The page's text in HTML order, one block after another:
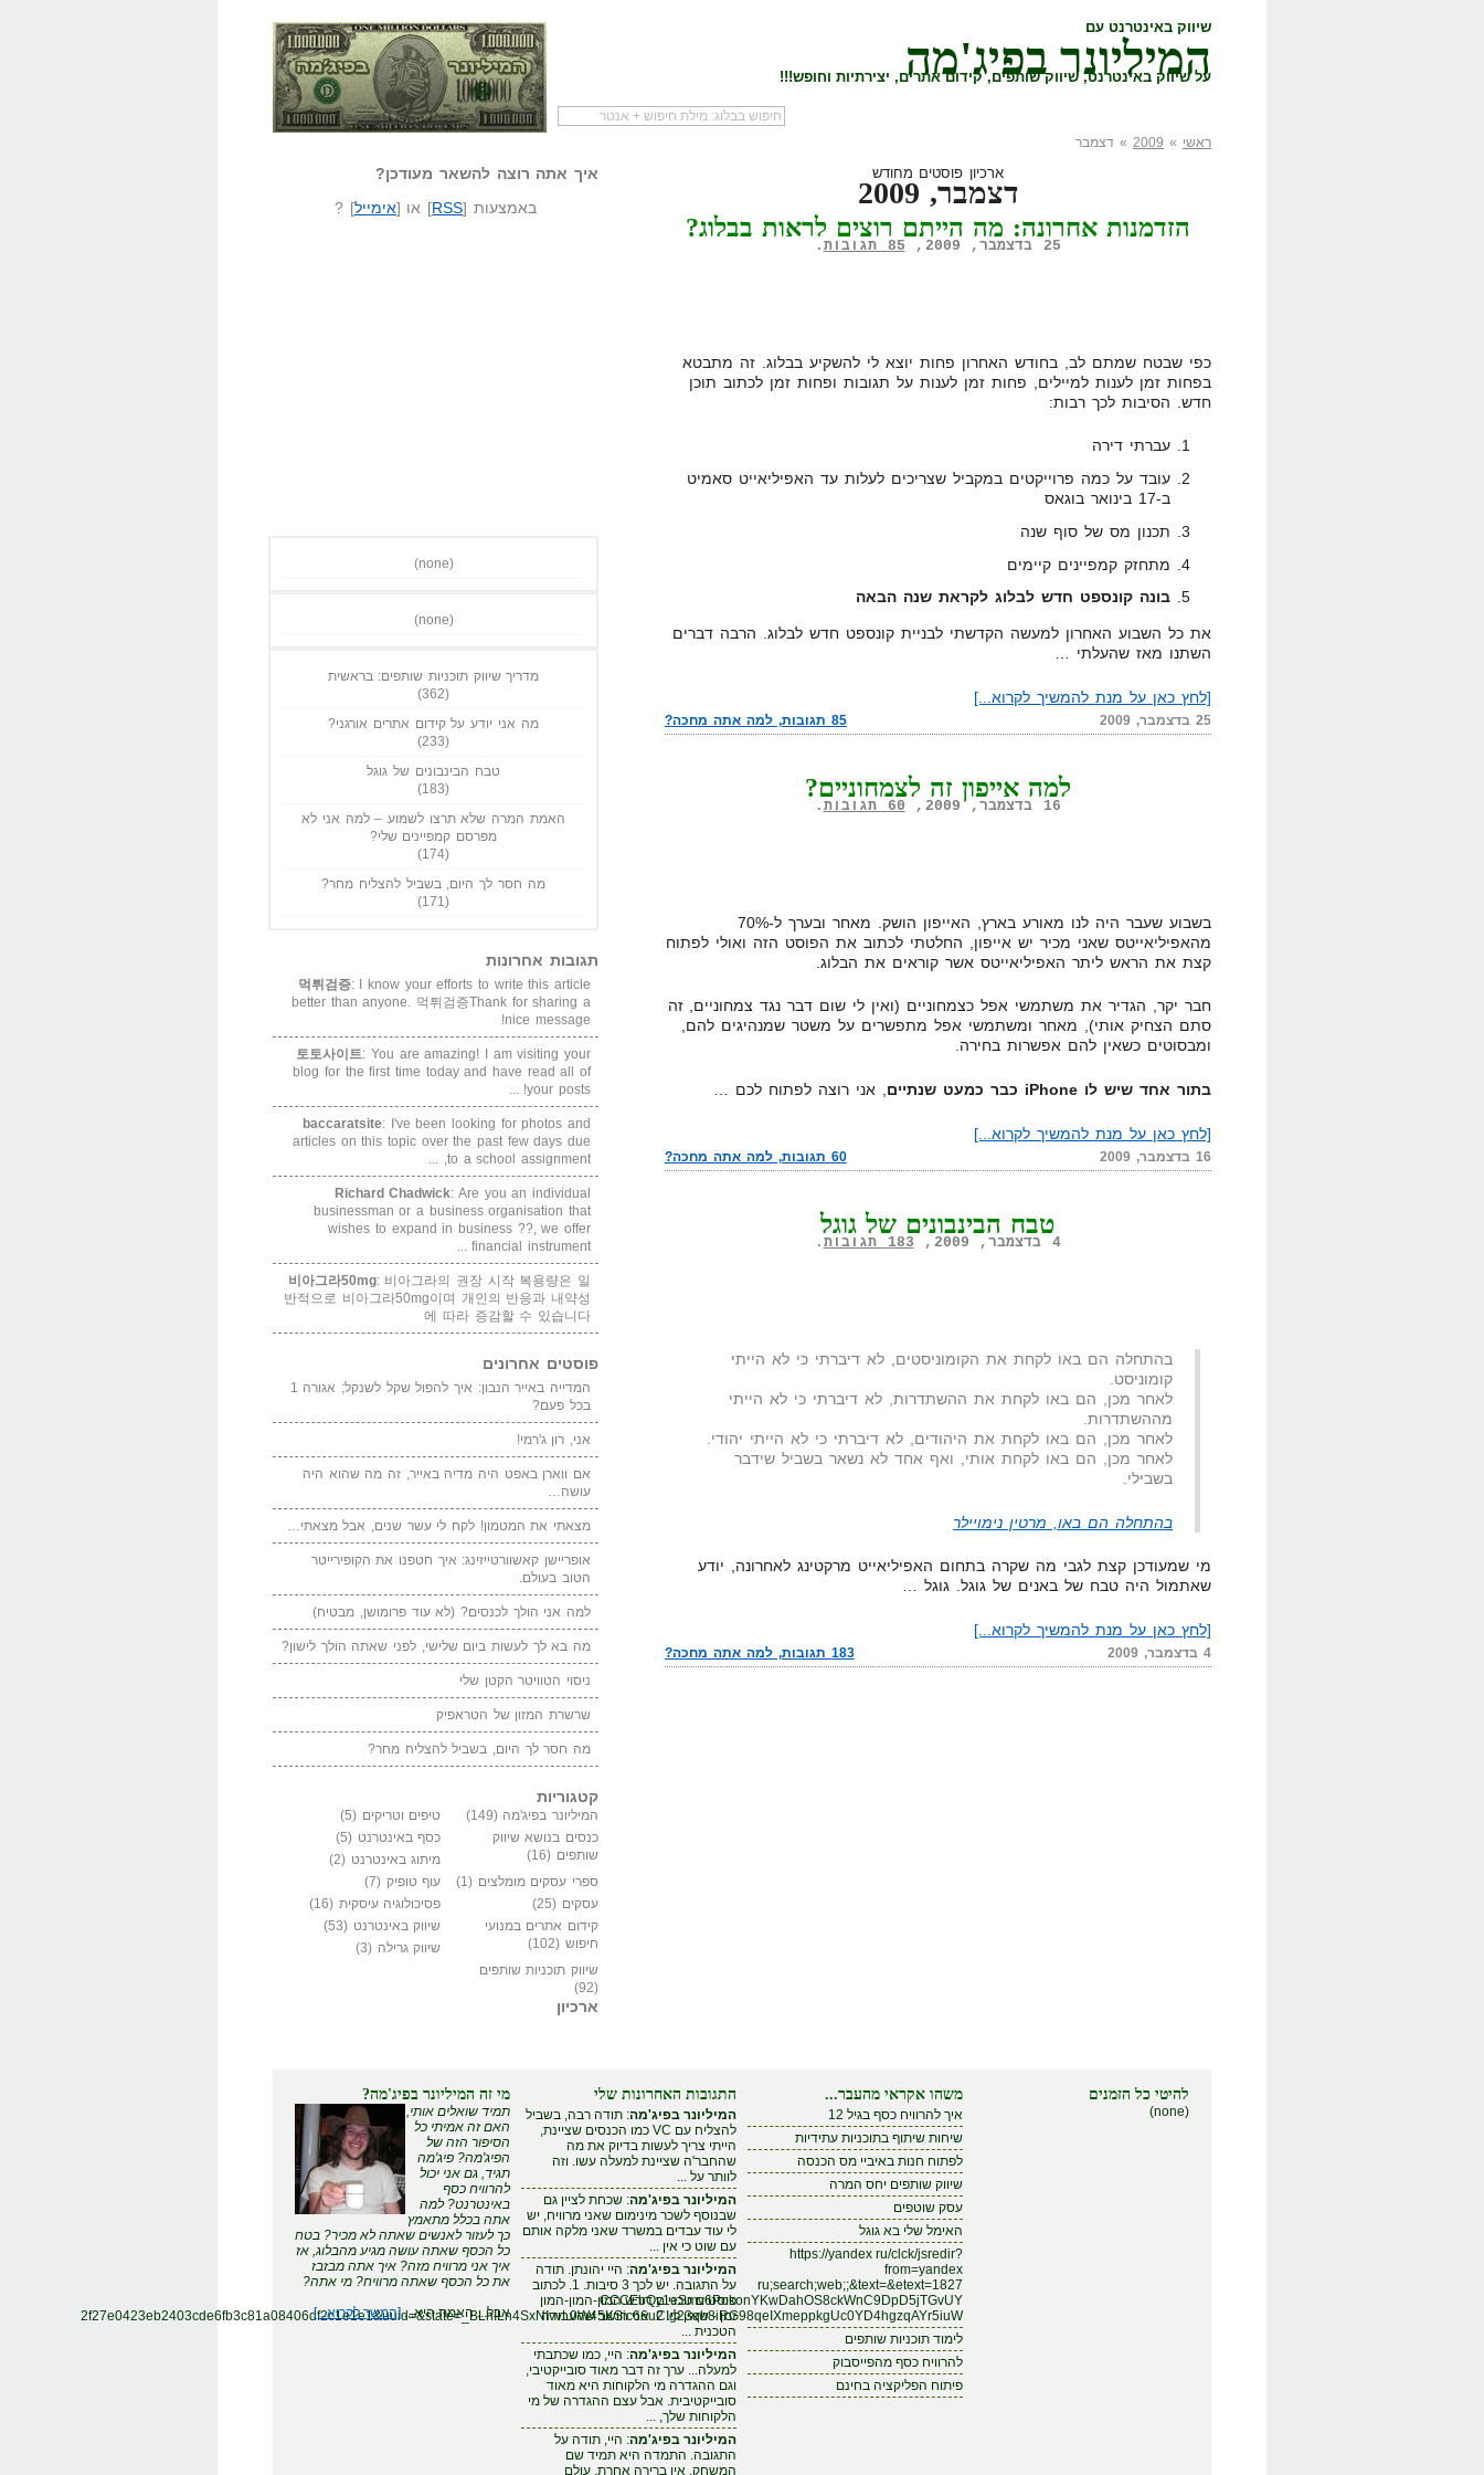
שיווק באינטרנט עם
המיליונר בפיג'מה
על שיווק באינטרנט, שיווק שותפים, קידום אתרים, יצירתיות וחופש!!!
שאל שאלה המיליונר בפיג'מה שיווק שותפים
ראשי »
2009» דצמבר
ארכיון פוסטים מחודש
דצמבר, 2009
הזדמנות אחרונה: מה הייתם רוצים לראות בבלוג?
25 בדצמבר, 2009, 85 תגובות .
כפי שבטח שמתם לב, בחודש האחרון פחות יוצא לי להשקיע בבלוג. זה מתבטא
בפחות זמן לענות למיילים, פחות זמן לענות על תגובות ופחות זמן לכתוב תוכן
חדש. הסיבות לכך רבות:
עברתי דירה
עובד על כמה פרוייקטים במקביל שצריכים לעלות עד האפיליאייט סאמיט
ב-17 בינואר בוגאס
תכנון מס של סוף שנה
מתחזק קמפיינים קיימים
בונה קונספט חדש לבלוג לקראת שנה הבאה
את כל השבוע האחרון למעשה הקדשתי לבניית קונספט חדש לבלוג. הרבה דברים
השתנו מאז שהעלתי …
[לחץ כאן על מנת להמשיך לקרוא...]
85 תגובות, למה אתה מחכה? 25 בדצמבר, 2009
למה אייפון זה לצמחוניים?
16 בדצמבר, 2009, 60 תגובות .
בשבוע שעבר היה לנו מאורע בארץ, האייפון הושק. מאחר ובערך ל-70%
מהאפיליאייטס שאני מכיר יש אייפון, החלטתי לכתוב את הפוסט הזה ואולי לפתוח
קצת את הראש ליתר האפיליאייטס אשר קוראים את הבלוג.
חבר יקר, הגדיר את משתמשי אפל כצמחוניים (ואין לי שום דבר נגד צמחוניים, זה
סתם הצחיק אותי), מאחר ומשתמשי אפל מתפשרים על משטר שמנהיגים להם,
ומבסוטים כשאין להם אפשרות בחירה.
בתור אחד שיש לו iPhone כבר כמעט שנתיים , אני רוצה לפתוח לכם …
[לחץ כאן על מנת להמשיך לקרוא...]
60 תגובות, למה אתה מחכה? 16 בדצמבר, 2009
טבח הבינבונים של גוגל
4 בדצמבר, 2009, 183 תגובות .
בהתחלה הם באו לקחת את הקומוניסטים, לא דיברתי כי לא הייתי
קומוניסט.
לאחר מכן, הם באו לקחת את ההשתדרות, לא דיברתי כי לא הייתי
מההשתדרות.
לאחר מכן, הם באו לקחת את היהודים, לא דיברתי כי לא הייתי יהודי.
לאחר מכן, הם באו לקחת אותי, ואף אחד לא נשאר בשביל שידבר
בשבילי.
בהתחלה הם באו, מרטין נימויילר
מי שמעודכן קצת לגבי מה שקרה בתחום האפיליאייט מרקטינג לאחרונה, יודע
שאתמול היה טבח של באנים של גוגל. גוגל …
[לחץ כאן על מנת להמשיך לקרוא...]
183 תגובות, למה אתה מחכה? 4 בדצמבר, 2009
איך אתה רוצה להשאר מעודכן?
באמצעות [RSS] או [אימייל] ?
(none)
(none)
מדריך שיווק תוכניות שותפים: בראשית
(362)
מה אני יודע על קידום אתרים אורגני?
(233)
טבח הבינבונים של גוגל
(183)
האמת המרה שלא תרצו לשמוע – למה אני לא
מפרסם קמפיינים שלי?
(174)
מה חסר לך היום, בשביל להצליח מחר?
(171)
תגובות אחרונות
먹튀검증: I know your efforts to write this article
better than anyone. 먹튀검증Thank for sharing a
nice message!
토토사이트: You are amazing! I am visiting your
blog for the first time today and have read all of
your posts! ...
baccaratsite: I've been looking for photos and
articles on this topic over the past few days due
to a school assignment, ...
Richard Chadwick: Are you an individual
businessman or a business organisation that
wishes to expand in business ??, we offer
financial instrument ...
비아그라50mg: 비아그라의 권장 시작 복용량은 일
반적으로 비아그라50mg이며 개인의 반응과 내약성
에 따라 증감할 수 있습니다
פוסטים אחרונים
המדייה באייר הנבון: איך להפול שקל לשנקל; אגורה 1
בכל פעם?
אני, רון ג'רמי!
אם ווארן באפט היה מדיה באייר, זה מה שהוא היה
עושה…
מצאתי את המטמון! לקח לי עשר שנים, אבל מצאתי…
אופריישן קאשוורטייזינג: איך חטפנו את הקופירייטר
הטוב בעולם.
למה אני הולך לכנסים? (לא עוד פרומושן, מבטיח)
מה בא לך לעשות ביום שלישי, לפני שאתה הולך לישון?
ניסוי הטוויטר הקטן שלי
שרשרת המזון של הטראפיק
מה חסר לך היום, בשביל להצליח מחר?
קטגוריות
המיליונר בפיג'מה (149) טיפים וטריקים (5)
כנסים בנושא שיווק
שותפים (16)
כסף באינטרנט (5)
מיתוג באינטרנט (2)
ספרי עסקים מומלצים (1) עוף טופיק (7)
עסקים (25) פסיכולוגיה עיסקית (16)
קידום אתרים במנועי
חיפוש (102)
שיווק באינטרנט (53)
שיווק גרילה (3)
שיווק תוכניות שותפים
(92)
ארכיון
להיטי כל הזמנים
(none)
משהו אקראי מהעבר...
איך להרוויח כסף בגיל 12
שיחות שיתוף בתוכניות עתידיות
לפתוח חנות באיביי מס הכנסה
שיווק שותפים יחס המרה
עסק שוטפים
האימל שלי בא גוגל
https://yandex ru/clck/jsredir?
from=yandex
ru;search;web;;&text=&etext=1827
CCCEbQy1eSmv6PokonYKwDahOS8ckWnC9DpD5jTGvUY
2f27e0423eb2403cde6fb3c81a08406df2c1e1e1&uuid=&state=_BLhILn4SxNIvvL0W45KSic66uCIg23qh8iRG98qeIXmeppkgUc0YD4hgzqAYr5iuW
לימוד תוכניות שותפים
להרוויח כסף מהפייסבוק
פיתוח הפליקציה בחינם
התגובות האחרונות שלי
המיליונר בפיג'מה: תודה רבה, בשביל
להצליח עם VC כמו הכנסים שציינת,
הייתי צריך לעשות בדיוק את מה
שהחבר'ה שציינת למעלה עשו. וזה
לוותר על ...
המיליונר בפיג'מה: שכחת לציין גם
שבנוסף לשכר מינימום שאני מרוויח, יש
לי עוד עבדים במשרד שאני מלקה אותם
עם שוט כי אין ...
המיליונר בפיג'מה: היי יהונתן. תודה
על התגובה. יש לכך 3 סיבות. 1. לכתוב
פוסטים טכניים דורש המון-המון-המון
זמן - שאין לי. 2. אני חושב שהעבודה
הטכנית ...
המיליונר בפיג'מה: היי, כמו שכתבתי
למעלה... ערך זה דבר מאוד סובייקטיבי,
וגם ההגדרה מי הלקוחות היא מאוד
סובייקטיבית. אבל עצם ההגדרה של מי
הלקוחות שלך, ...
המיליונר בפיג'מה: היי, תודה על
התגובה. התמדה היא תמיד שם
המשחק. אין ברירה אחרת. עולם
מי זה המיליונר בפיג'מה?
תמיד שואלים אותי,
האם זה אמיתי כל
הסיפור הזה של
הפיג'מה? פיג'מה
תגיד, גם אני יכול
להרוויח כסף
באינטרנט? למה
אתה בכלל מתאמץ
כך לעזור לאנשים שאתה לא מכיר? בטח
כל הכסף שאתה עושה מגיע מהבלוג, אז
איך אני מרוויח מזה? איך אתה מבזבז
את כל הכסף שאתה מרוויח? מי אתה?
אבל... האמת היא...[המשך לקרוא...]